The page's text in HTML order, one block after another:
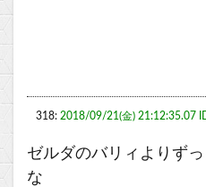
318: 2018/09/21(金) 21:12:35.07
ゼルダのバリィよりず
な